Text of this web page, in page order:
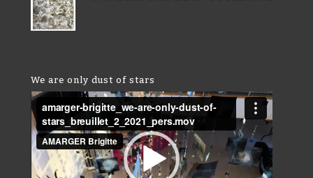
We are only dust of stars
Lecteur
vidéo